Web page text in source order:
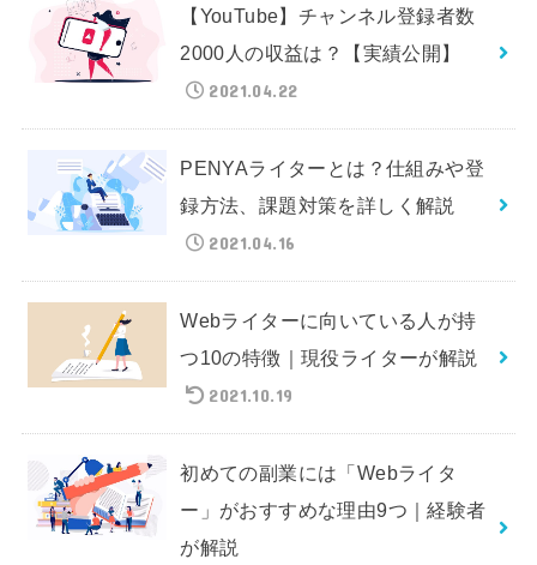
【YouTube】チャンネル登録者数
2000人の収益は？【実績公開】
2021.04.22
PENYAライターとは？仕組みや登
録方法、課題対策を詳しく解説
2021.04.16
Webライターに向いている人が持
つ10の特徴｜現役ライターが解説
2021.10.19
初めての副業には「Webライタ
ー」がおすすめな理由9つ｜経験者
が解説